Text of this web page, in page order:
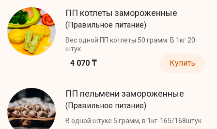
ПП котлеты замороженные
(Правильное питание)
Вес одной ПП котлеты 50 грамм. В 1кг 20
штук
4 070 ₸ Купить
ПП пельмени замороженные
(Правильное питание)
В одной штуке 5 грамм, в 1кг-165/168штук.